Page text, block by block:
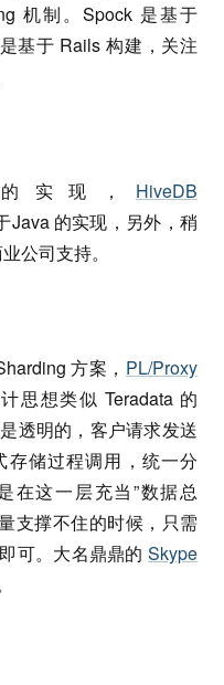
机制。Spock 是基于
基于 Rails 构建，关注
实现， HiveDB
Java 的实现，另外，稍
公司支持。
方案， PL/Proxy
思想类似 Teradata 的
透明的，客户请求发送
存储过程调用，统一分
在这一层充当”数据总
支撑不住的时候，只需
可。大名鼎鼎的 Skype